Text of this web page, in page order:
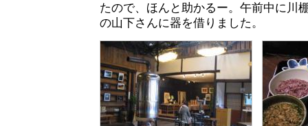
たので、ほんと助かるー。午前中に川
の山下さんに器を借りました。